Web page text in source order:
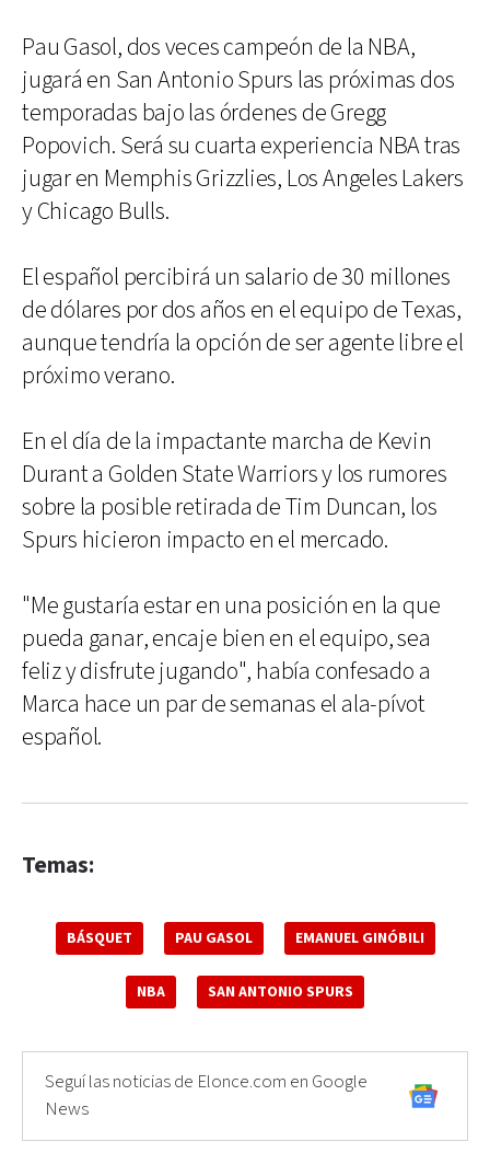
Pau Gasol, dos veces campeón de la NBA,
jugará en San Antonio Spurs las próximas dos
temporadas bajo las órdenes de Gregg
Popovich. Será su cuarta experiencia NBA tras
jugar en Memphis Grizzlies, Los Angeles Lakers
y Chicago Bulls.
El español percibirá un salario de 30 millones
de dólares por dos años en el equipo de Texas,
aunque tendría la opción de ser agente libre el
próximo verano.
En el día de la impactante marcha de Kevin
Durant a Golden State Warriors y los rumores
sobre la posible retirada de Tim Duncan, los
Spurs hicieron impacto en el mercado.
"Me gustaría estar en una posición en la que
pueda ganar, encaje bien en el equipo, sea
feliz y disfrute jugando", había confesado a
Marca hace un par de semanas el ala-pívot
español.
Temas:
BÁSQUET PAU GASOL EMANUEL GINÓBILI
NBA SAN ANTONIO SPURS
Seguí las noticias de Elonce.com en Google
News